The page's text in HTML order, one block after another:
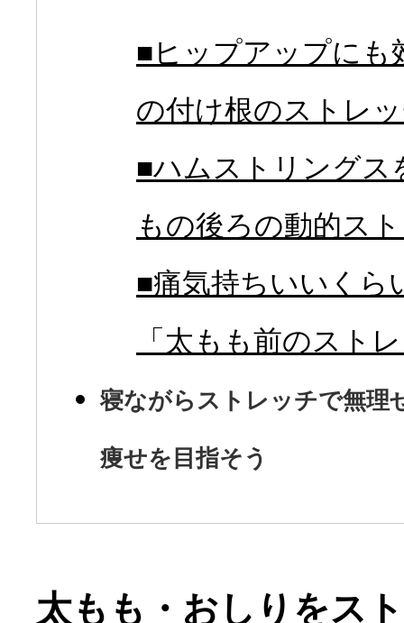
■ヒップアップにも
の付け根のストレ
■ハムストリングス
もの後ろの動的ス
■痛気持ちいいくら
「太もも前のスト
寝ながらストレッチで無理
痩せを目指そう
太もも・おしりをス